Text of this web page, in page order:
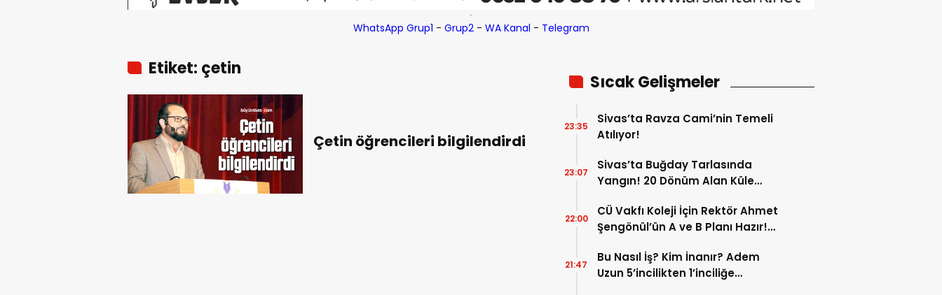
WhatsApp Grup1 - Grup2- WA Kanal - Telegram
Etiket: çetin
Çetin öğrencileri bilgilendirdi
Sıcak Gelişmeler
Sivas’ta Ravza Cami’nin Temeli
Atılıyor!
23:35
Sivas’ta Buğday Tarlasında
Yangın! 20 Dönüm Alan Küle
23:07
CÜ Vakfı Koleji İçin Rektör Ahmet
Şengönül’ün A ve B Planı Hazır!
Çözmek!
22:00
Bu Nasıl İş? Kim İnanır? Adem
Uzun 5’incilikten 1’inciliğe
21:47